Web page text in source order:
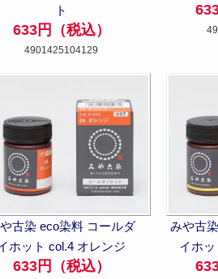
ト
633円（税込）
4901425104129
古染 eco染料 コールダ
ホット col.4 オレンジ
633円（税込）
みや古
イホ